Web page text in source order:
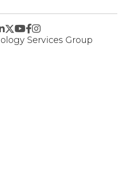
Services Group